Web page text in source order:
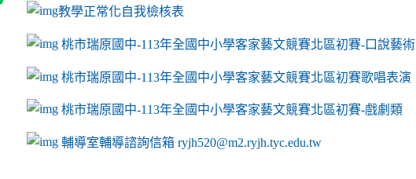
link to https://sites.google.com/a/m2.ryjh.tyc.edu.tw/ryjh011/
教學正常化自我檢核表
link to mailto:ryjh520@m2.ryjh.tyc.edu.tw
link to mailto:ryjh520@m2.ryjh.tyc.edu.tw
ink to mailto:ryjh520@m2.ryjh.tyc.edu.tw
link to mailto:ryjh520@m2.ryjh.tyc.edu.tw
link to mailto:ryjh520@m2.ryjh.tyc.edu.tw
ink to mailto:ryjh520@m2.ryjh.tyc.edu.tw
ink to mailto:ryjh520@m2.ryjh.tyc.edu.tw
link to https://sites.google.com/a/m2.ryjh.tyc.edu.tw/ryjh011/
ink to mailto:ryjh520@m2.ryjh.tyc.edu.tw
link to https://tyc.entry.edu.tw/NoExamImitate_TL/NoExamImitate/
桃市瑞原國中-113年全國中小學客家藝文競賽北區初賽-口說藝術
link to https://tyc.entry.edu.tw/NoExamImitate_TL/NoExamImitate/
桃市瑞原國中-113年全國中小學客家藝文競賽北區初賽歌唱表演
link to https://tyc.entry.edu.tw/NoExamImitate_TL/NoExamImitate/
桃市瑞原國中-113年全國中小學客家藝文競賽北區初賽-戲劇類
link to https://tyc.entry.edu.tw/NoExamImitate_TL/NoExamImitate/
輔導室輔導諮詢信箱 ryjh520@m2.ryjh.tyc.edu.tw